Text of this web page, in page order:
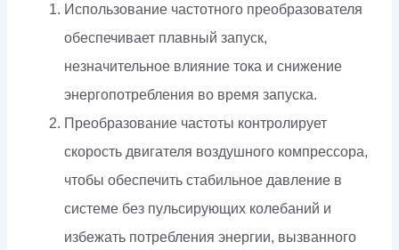
Использование частотного преобразователя
обеспечивает плавный запуск,
незначительное влияние тока и снижение
энергопотребления во время запуска.
Преобразование частоты контролирует
скорость двигателя воздушного компрессора,
чтобы обеспечить стабильное давление в
системе без пульсирующих колебаний и
избежать потребления энергии, вызванного